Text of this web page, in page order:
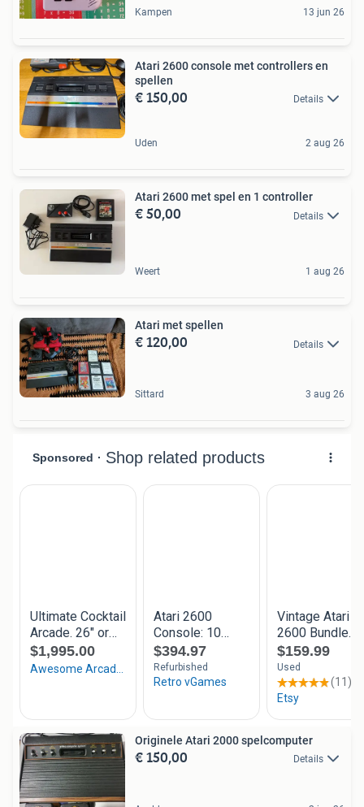
Kampen 13 jun 26
Atari 2600 console met controllers en
spellen
€ 150,00 Details
Uden 2 aug 26
Atari 2600 met spel en 1 controller
€ 50,00 Details
Weert 1 aug 26
Atari met spellen
€ 120,00 Details
Sittard 3 aug 26
Originele Atari 2000 spelcomputer
€ 150,00 Details